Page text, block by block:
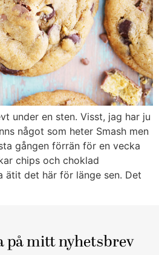
under en sten. Visst, jag har ju
något som heter Smash men
gången förrän för en vecka
chips och choklad
ätit det här för länge sen. Det
på mitt nyhetsbrev